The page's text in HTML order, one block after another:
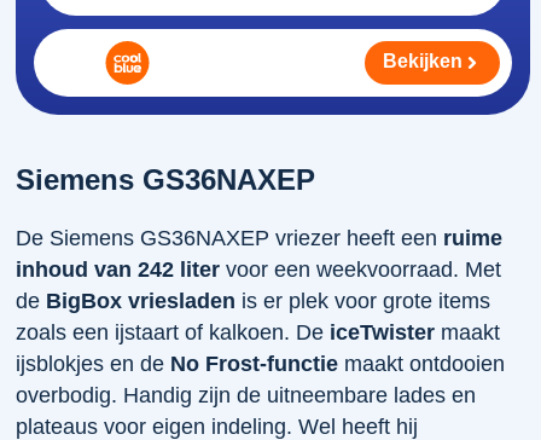
Siemens GS36NAXEP
De Siemens GS36NAXEP vriezer heeft een ruime
inhoud van 242 liter voor een weekvoorraad. Met
de BigBox vriesladen is er plek voor grote items
zoals een ijstaart of kalkoen. De iceTwister maakt
ijsblokjes en de No Frost-functie maakt ontdooien
overbodig. Handig zijn de uitneembare lades en
plateaus voor eigen indeling. Wel heeft hij
Bekijken